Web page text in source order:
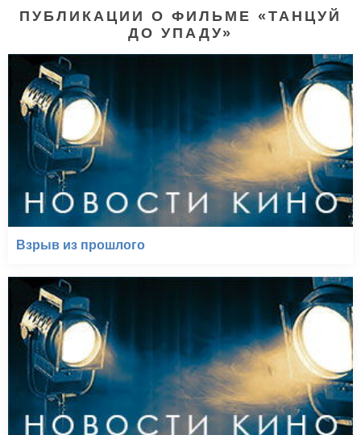
ПУБЛИКАЦИИ О ФИЛЬМЕ «ТАНЦУЙ
ДО УПАДУ»
Взрыв из прошлого